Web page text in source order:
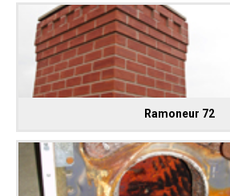
Ramoneur 72